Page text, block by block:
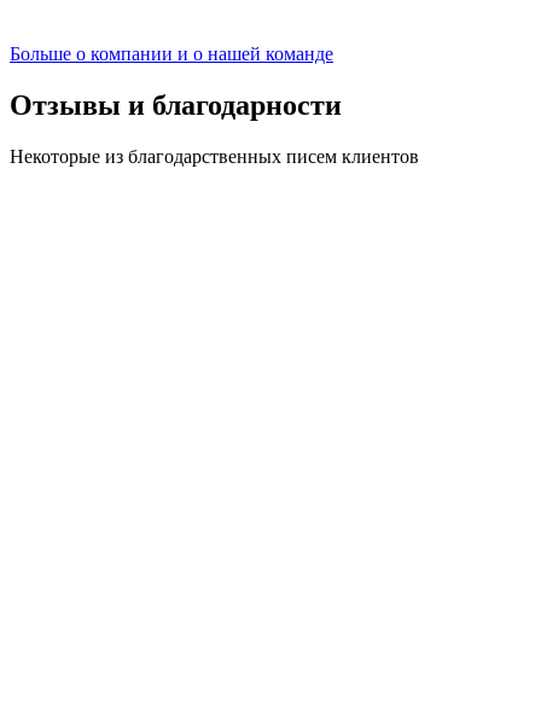
Больше о компании и о нашей команде
Отзывы и благодарности
Некоторые из благодарственных писем клиентов